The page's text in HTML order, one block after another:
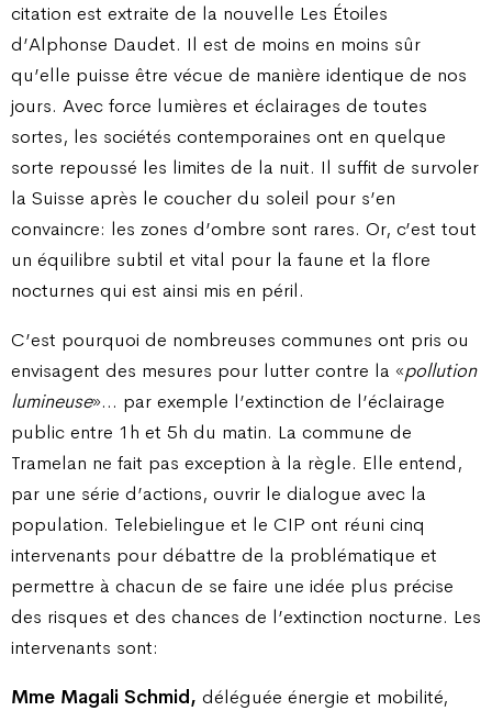
citation est extraite de la nouvelle Les Étoiles
d’Alphonse Daudet. Il est de moins en moins sûr
qu’elle puisse être vécue de manière identique de nos
jours. Avec force lumières et éclairages de toutes
sortes, les sociétés contemporaines ont en quelque
sorte repoussé les limites de la nuit. Il suffit de survoler
la Suisse après le coucher du soleil pour s’en
convaincre: les zones d’ombre sont rares. Or, c’est tout
un équilibre subtil et vital pour la faune et la flore
nocturnes qui est ainsi mis en péril.
C’est pourquoi de nombreuses communes ont pris ou
envisagent des mesures pour lutter contre la «pollution
lumineuse»… par exemple l’extinction de l’éclairage
public entre 1h et 5h du matin. La commune de
Tramelan ne fait pas exception à la règle. Elle entend,
par une série d’actions, ouvrir le dialogue avec la
population. Telebielingue et le CIP ont réuni cinq
intervenants pour débattre de la problématique et
permettre à chacun de se faire une idée plus précise
des risques et des chances de l’extinction nocturne. Les
intervenants sont:
Mme Magali Schmid, déléguée énergie et mobilité,